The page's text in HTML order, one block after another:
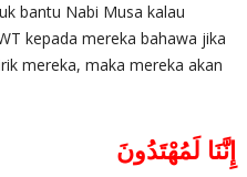
bantu Nabi Musa kalau
kepada mereka bahawa jika
mereka, maka mereka akan
إِنَّنَا لَمُهْتَدُونَ